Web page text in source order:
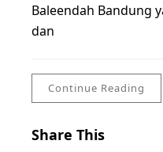
Baleendah Bandung
dan
Continue Reading
Share This